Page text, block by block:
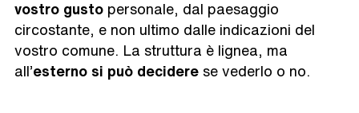
vostro gusto personale, dal paesaggio
circostante, e non ultimo dalle indicazioni del
vostro comune. La struttura è lignea, ma
all’esterno si può decidere se vederlo o no.